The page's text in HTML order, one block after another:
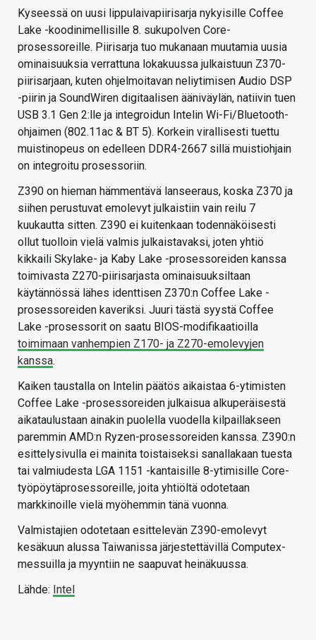
Kyseessä on uusi lippulaivapiirisarja nykyisille Coffee
Lake -koodinimellisille 8. sukupolven Core-
prosessoreille. Piirisarja tuo mukanaan muutamia uusia
ominaisuuksia verrattuna lokakuussa julkaistuun Z370-
piirisarjaan, kuten ohjelmoitavan neliytimisen Audio DSP
-piirin ja SoundWiren digitaalisen ääniväylän, natiivin tuen
USB 3.1 Gen 2:lle ja integroidun Intelin Wi-Fi/Bluetooth-
ohjaimen (802.11ac & BT 5). Korkein virallisesti tuettu
muistinopeus on edelleen DDR4-2667 sillä muistiohjain
on integroitu prosessoriin.
Z390 on hieman hämmentävä lanseeraus, koska Z370 ja
siihen perustuvat emolevyt julkaistiin vain reilu 7
kuukautta sitten. Z390 ei kuitenkaan todennäköisesti
ollut tuolloin vielä valmis julkaistavaksi, joten yhtiö
kikkaili Skylake- ja Kaby Lake -prosessoreiden kanssa
toimivasta Z270-piirisarjasta ominaisuuksiltaan
käytännössä lähes identtisen Z370:n Coffee Lake -
prosessoreiden kaveriksi. Juuri tästä syystä Coffee
Lake -prosessorit on saatu BIOS-modifikaatioilla
toimimaan vanhempien Z170- ja Z270-emolevyjen
kanssa.
Kaiken taustalla on Intelin päätös aikaistaa 6-ytimisten
Coffee Lake -prosessoreiden julkaisua alkuperäisestä
aikataulustaan ainakin puolella vuodella kilpaillakseen
paremmin AMD:n Ryzen-prosessoreiden kanssa. Z390:n
esittelysivulla ei mainita toistaiseksi sanallakaan tuesta
tai valmiudesta LGA 1151 -kantaisille 8-ytimisille Core-
työpöytäprosessoreille, joita yhtiöltä odotetaan
markkinoille vielä myöhemmin tänä vuonna.
Valmistajien odotetaan esittelevän Z390-emolevyt
kesäkuun alussa Taiwanissa järjestettävillä Computex-
messuilla ja myyntiin ne saapuvat heinäkuussa.
Lähde: Intel